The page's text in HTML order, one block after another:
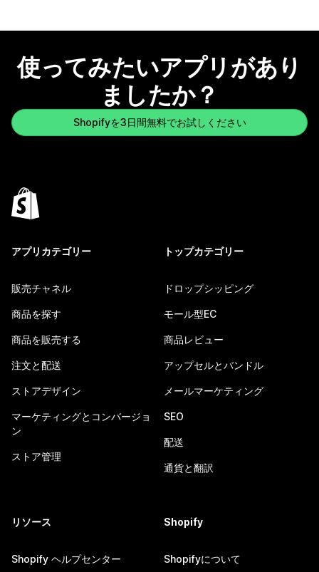
使ってみたいアプリがあり
ましたか？
Shopifyを3日間無料でお試しください
アプリカテゴリー
販売チャネル
商品を探す
商品を販売する
注文と配送
ストアデザイン
マーケティングとコンバージョ
ン
ストア管理
トップカテゴリー
ドロップシッピング
モール型EC
商品レビュー
アップセルとバンドル
メールマーケティング
SEO
配送
通貨と翻訳
リソース
Shopify ヘルプセンター
Shopify
Shopifyについて